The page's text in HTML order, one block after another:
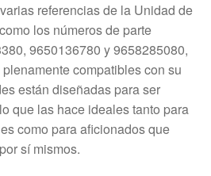
referencias de la Unidad de
los números de parte
9650136780 y 9658285080,
compatibles con su
están diseñadas para ser
que las hace ideales tanto para
como para aficionados que
sí mismos.